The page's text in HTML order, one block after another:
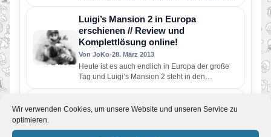
Wir verwenden Cookies, um unsere Website und unseren Service zu
optimieren.
von Super Mario Odyssey und Metroid…
Luigi’s Mansion 2 in Europa
erschienen // Review und
Komplettlösung online!
Von JoKo•28. März 2013
Heute ist es auch endlich in Europa der große
Tag und Luigi’s Mansion 2 steht in den
Regalen…
Nintendo Luigi’s Mansion 2